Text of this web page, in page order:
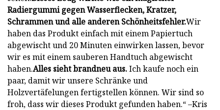
Radiergummi gegen Wasserflecken, Kratzer,
Schrammen und alle anderen Schönheitsfehler.Wir
haben das Produkt einfach mit einem Papiertuch
abgewischt und 20 Minuten einwirken lassen, bevor
wir es mit einem sauberen Handtuch abgewischt
haben.Alles sieht brandneu aus.Ich kaufe noch ein
paar, damit wir unsere Schränke und
Holzvertäfelungen fertigstellen können. Wir sind so
froh, dass wir dieses Produkt gefunden haben.“ –Kris